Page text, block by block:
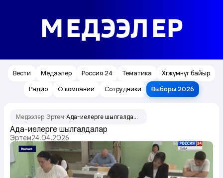
МЕДЭЭЛЕР
Вести Медээлер Россия 24 Тематика
Хөгжүмнүг байыр
Радио
О компании Сотрудники Выборы 2026
Медээлер Эртем Ада-иелерге шылгалдалар
Ада-иелерге шылгалдалар
Эртем24.04.2026